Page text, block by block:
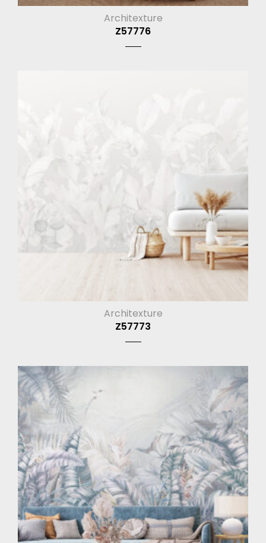
Architexture
Z57776
Architexture
Z57773